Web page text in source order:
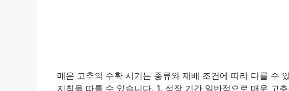
매운 고추의 수확 시기는 종류와 재배 조건에 따라 다를 수
지침을 따를 수 있습니다. 1. 성장 기간 일반적으로 매운 고